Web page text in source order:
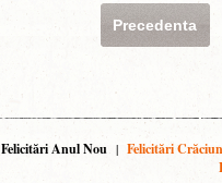
Precedenta
Felicitări Anul Nou | Felicitări